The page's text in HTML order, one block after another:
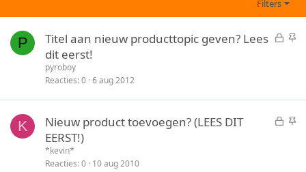
Filters
P
G
e
S
Titel aan nieuw producttopic geven? Lees
dit eerst!
pyroboy
Reacties 0 6 aug 2012
K
G S
Nieuw product toevoegen? (LEES DIT
EERST!)
*kevin*
Reacties 0 10 aug 2010